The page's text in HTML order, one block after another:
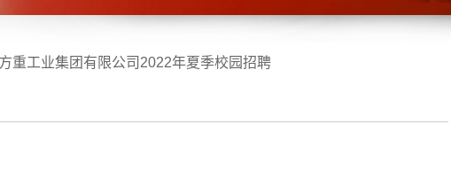
重工业集团有限公司2022年夏季校园招聘